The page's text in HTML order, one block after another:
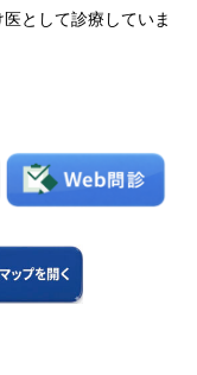
として診療していま